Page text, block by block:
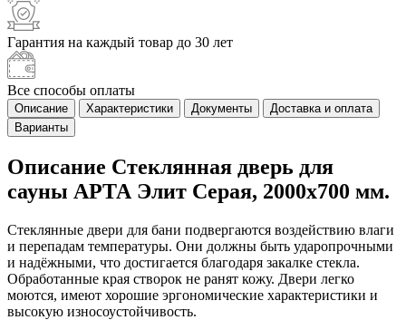
Гарантия на каждый товар до 30 лет
Все способы оплаты
Описание Характеристики Документы
Доставка и оплата
Варианты
Описание Стеклянная дверь для
сауны АРТА Элит Серая, 2000х700 мм.
Стеклянные двери для бани подвергаются воздействию влаги
и перепадам температуры. Они должны быть ударопрочными
и надёжными, что достигается благодаря закалке стекла.
Обработанные края створок не ранят кожу. Двери легко
моются, имеют хорошие эргономические характеристики и
высокую износоустойчивость.